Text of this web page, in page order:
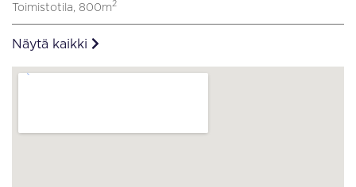
Toimistotila, 800m2
Näytä kaikki